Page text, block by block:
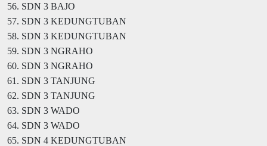
56. SDN 3 BAJO
57. SDN 3 KEDUNGTUBAN
58. SDN 3 KEDUNGTUBAN
59. SDN 3 NGRAHO
60. SDN 3 NGRAHO
61. SDN 3 TANJUNG
62. SDN 3 TANJUNG
63. SDN 3 WADO
64. SDN 3 WADO
65. SDN 4 KEDUNGTUBAN